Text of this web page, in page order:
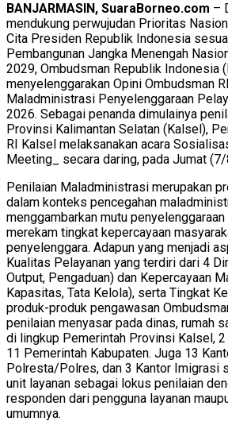
BANJARMASIN, SuaraBorneo.com –
mendukung perwujudan Prioritas
Cita Presiden Republik Indonesia
Pembangunan Jangka Menengah
2029, Ombudsman Republik Indonesia
menyelenggarakan Opini Ombudsman
Maladministrasi Penyelenggaraan
2026. Sebagai penanda dimulainya
Provinsi Kalimantan Selatan (Kalsel),
RI Kalsel melaksanakan acara
Meeting_ secara daring, pada Jumat
Penilaian Maladministrasi merupakan
dalam konteks pencegahan
menggambarkan mutu
merekam tingkat kepercayaan
penyelenggara. Adapun yang menjadi
Kualitas Pelayanan yang terdiri dari 4
Output, Pengaduan) dan Kepercayaan
Kapasitas, Tata Kelola), serta Tingkat
produk-produk pengawasan
penilaian menyasar pada dinas, rumah
di lingkup Pemerintah Provinsi Kalsel,
11 Pemerintah Kabupaten. Juga 13
Polresta/Polres, dan 3 Kantor Imigrasi
unit layanan sebagai lokus penilaian
responden dari pengguna layanan
umumnya.